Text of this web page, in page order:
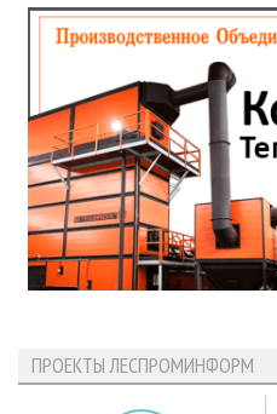
ПРОЕКТЫ ЛЕСПРОМИНФОРМ